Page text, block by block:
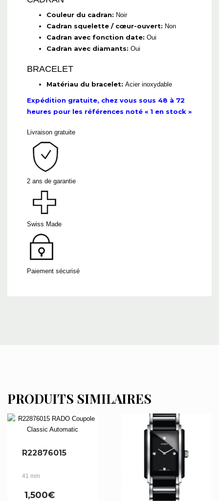
Couleur du cadran: Noir
Cadran squelette / cœur-ouvert: Non
Cadran avec fonction date: Oui
Cadran avec diamants: Oui
BRACELET
Matériau du bracelet: Acier inoxydable
Expédition gratuite, chez vous sous 48 à 72
heures pour les références noté « 1 en stock »
Livraison gratuite
2 ans de garantie
Swiss Made
Paiement sécurisé
PRODUITS SIMILAIRES
R22876015
41 mm
1,500€